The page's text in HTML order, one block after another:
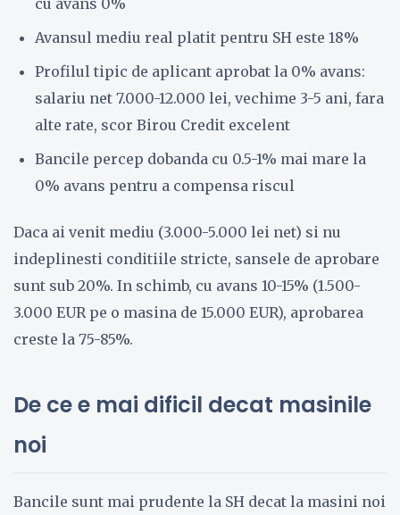
cu avans 0%
Avansul mediu real platit pentru SH este 18%
Profilul tipic de aplicant aprobat la 0% avans:
salariu net 7.000-12.000 lei, vechime 3-5 ani, fara
alte rate, scor Birou Credit excelent
Bancile percep dobanda cu 0.5-1% mai mare la
0% avans pentru a compensa riscul
Daca ai venit mediu (3.000-5.000 lei net) si nu
indeplinesti conditiile stricte, sansele de aprobare
sunt sub 20%. In schimb, cu avans 10-15% (1.500-
3.000 EUR pe o masina de 15.000 EUR), aprobarea
creste la 75-85%.
De ce e mai dificil decat masinile
noi
Bancile sunt mai prudente la SH decat la masini noi